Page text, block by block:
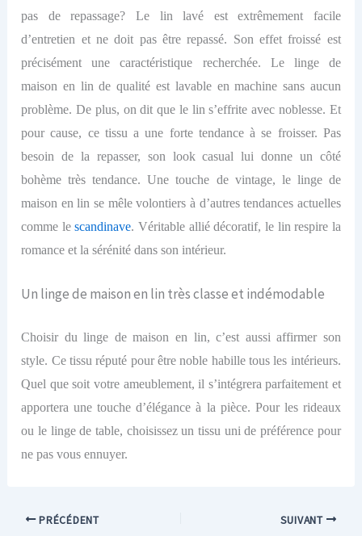
pas de repassage? Le lin lavé est extrêmement facile
d’entretien et ne doit pas être repassé. Son effet froissé est
précisément une caractéristique recherchée. Le linge de
maison en lin de qualité est lavable en machine sans aucun
problème. De plus, on dit que le lin s’effrite avec noblesse. Et
pour cause, ce tissu a une forte tendance à se froisser. Pas
besoin de la repasser, son look casual lui donne un côté
bohème très tendance. Une touche de vintage, le linge de
maison en lin se mêle volontiers à d’autres tendances actuelles
comme lescandinave. Véritable allié décoratif, le lin respire la
romance et la sérénité dans son intérieur.
Un linge de maison en lin très classe et indémodable
Choisir du linge de maison en lin, c’est aussi affirmer son
style. Ce tissu réputé pour être noble habille tous les intérieurs.
Quel que soit votre ameublement, il s’intégrera parfaitement et
apportera une touche d’élégance à la pièce. Pour les rideaux
ou le linge de table, choisissez un tissu uni de préférence pour
ne pas vous ennuyer.
PRÉCÉDENT SUIVANT